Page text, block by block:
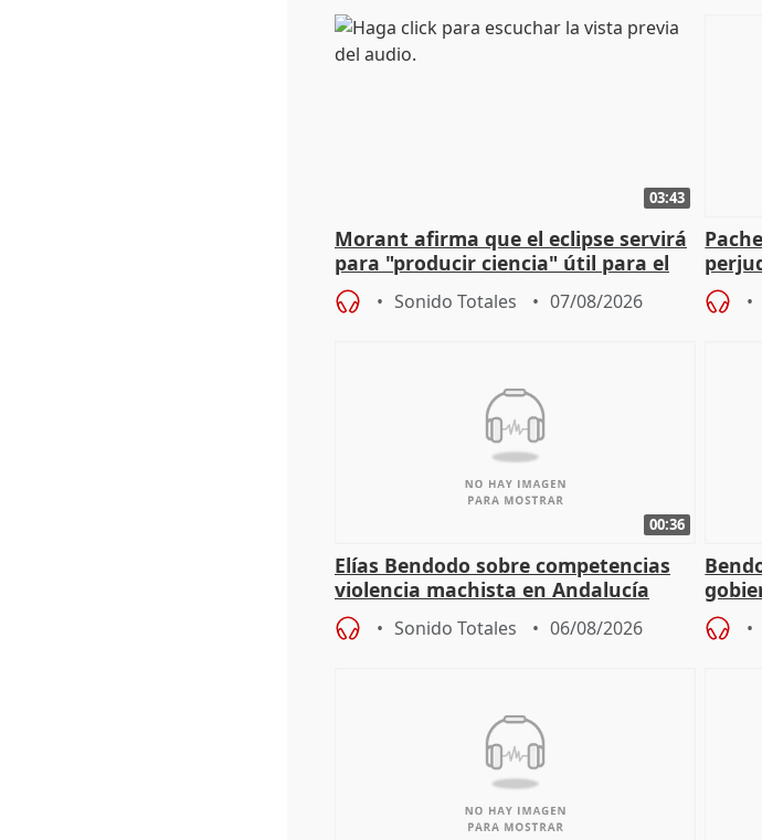
03:43
Morant afirma que el eclipse servirá
para "producir ciencia" útil para el
resto del mundo
Sonido Totales 07/08/2026
00:36
Elías Bendodo sobre competencias
violencia machista en Andalucía
Sonido Totales 06/08/2026